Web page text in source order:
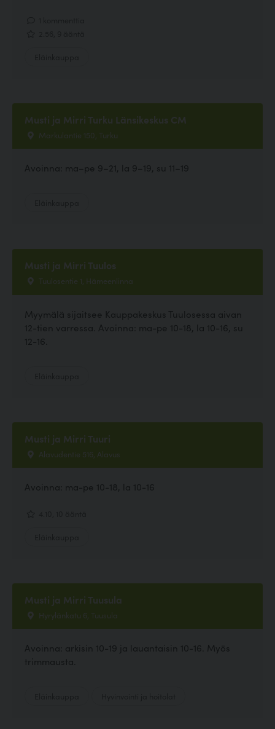
Musti ja Mirri Turku Länsikeskus CM
Markulantie 150, Turku
Avoinna: ma–pe 9–21, la 9–19, su 11–19
Musti ja Mirri Tuulos
Tuulosentie 1, Hämeenlinna
Myymälä sijaitsee Kauppakeskus Tuulosessa aivan
12-tien varressa. Avoinna: ma-pe 10-18, la 10-16, su
12-16.
Musti ja Mirri Tuuri
Alavudentie 516, Alavus
Avoinna: ma-pe 10-18, la 10-16
Musti ja Mirri Tuusula
Hyrylänkatu 6, Tuusula
Avoinna: arkisin 10-19 ja lauantaisin 10-16. Myös
trimmausta.